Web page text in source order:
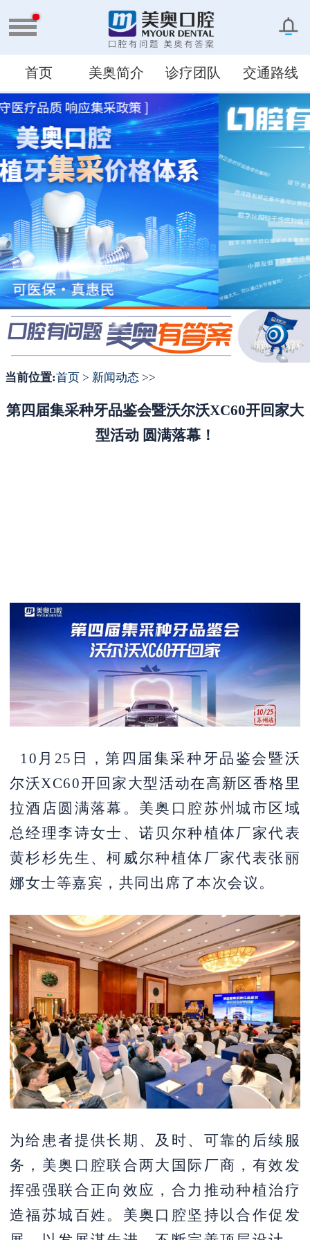
首页 美奥简介 诊疗团队 交通路线
1 2 3
当前位置:首页 > 新闻动态 >>
第四届集采种牙品鉴会暨沃尔沃XC60开回家大
型活动 圆满落幕！
10月25日，第四届集采种牙品鉴会暨沃
尔沃XC60开回家大型活动在高新区香格里
拉酒店圆满落幕。美奥口腔苏州城市区域
总经理李诗女士、诺贝尔种植体厂家代表
黄杉杉先生、柯威尔种植体厂家代表张丽
娜女士等嘉宾，共同出席了本次会议。
为给患者提供长期、及时、可靠的后续服
务，美奥口腔联合两大国际厂商，有效发
挥强强联合正向效应，合力推动种植治疗
造福苏城百姓。美奥口腔坚持以合作促发